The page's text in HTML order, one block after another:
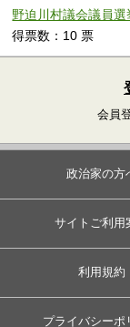
野迫川村議会議員
得票数：10 票
会員
政治家の方
サイトご利用
利用規約
プライバシーポ